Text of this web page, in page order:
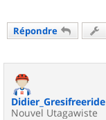
Répondre
Didier_Gresifreeride
Nouvel Utagawiste